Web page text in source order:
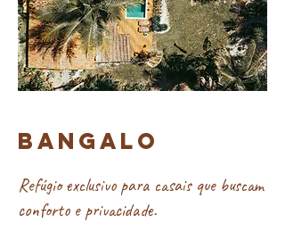
BANGALO
Refúgio exclusivo para casais que buscam
conforto e privacidade.